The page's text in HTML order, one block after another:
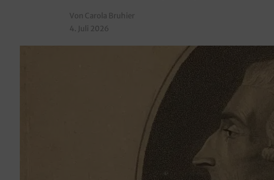
Von Carola Bruhier
4. Juli 2026